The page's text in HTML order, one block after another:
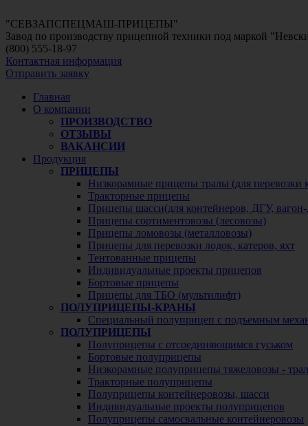
"СЕВЗАПСПЕЦМАШ-ПРИЦЕПЫ"
Завод по производству прицепной техники под маркой
(800) 555-18-97
Контактная информация
Отправить заявку
Главная
О компании
ПРОИЗВОДСТВО
ОТЗЫВЫ
ВАКАНСИИ
Продукция
ПРИЦЕПЫ
Низкорамные прицепы тралы (для перевозки
Тракторные прицепы
Прицепы шасси(для контейнеров, ДГУ,
Прицепы сортиментовозы (лесовозы)
Прицепы ломовозы (металловозы)
Прицепы для перевозки лодок, катеров, яхт
Тентованные прицепы
Индивидуальные проекты прицепов
Бортовые прицепы
Прицепы для ТБО (мультилифт)
ПОЛУПРИЦЕПЫ-КРАНЫ
Специальный полуприцеп с подъемным
ПОЛУПРИЦЕПЫ
Полуприцепы с отсоединяющимся гуськом
Бортовые полуприцепы
Низкорамные полуприцепы тяжеловозы -
Тракторные полуприцепы
Полуприцепы контейнеровозы, шасси
Индивидуальные проекты полуприцепов
Полуприцепы самосвальные контейнеровозы